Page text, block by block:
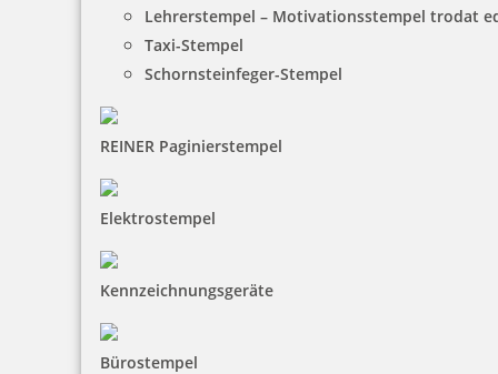
Lehrerstempel – Motivationsstempel trodat
Taxi-Stempel
Schornsteinfeger-Stempel
REINER Paginierstempel
Elektrostempel
Kennzeichnungsgeräte
Bürostempel